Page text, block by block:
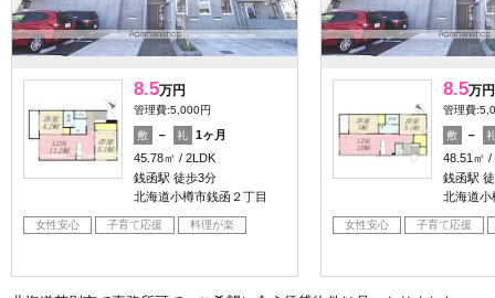
8.5万円
管理費:5,000円
敷 － 礼
1ヶ月
45.78㎡
2LDK
銭函駅 徒歩3分
北海道小樽市銭函２丁目
女性安心 子育て応援 料理が楽
8.5万円
管理費
敷 －
48.51㎡
銭函駅
北海道小
女性安心 子育て応援